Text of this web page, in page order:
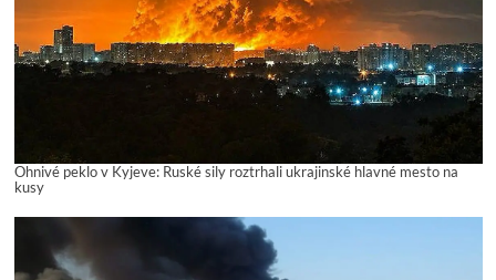
Ohnivé peklo v Kyjeve: Ruské sily roztrhali ukrajinské hlavné mesto na
kusy